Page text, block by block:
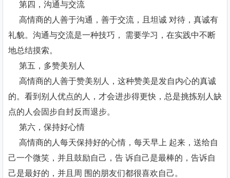
第四，沟通与交流
高情商的人善于沟通，善于交流，且坦诚 对待，真诚有
礼貌。沟通与交流是一种技巧， 需要学习，在实践中不断
地总结摸索。
第五，多赞美别人
高情商的人善于赞美别人，这种赞美是发自内心的真诚
的。看到别人优点的人，才会进步得更快，总是挑拣别人缺
点的人会固步自封反而退步。
第六，保持好心情
高情商的人每天保持好的心情，每天早上 起来，送给自
己一个微笑，并且鼓励自己，告 诉自己是最棒的，告诉自
己是最好的，并且周 围的朋友们都很喜欢自己。